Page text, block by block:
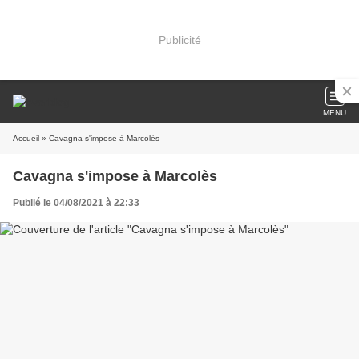
Publicité
MENU
Accueil » Cavagna s'impose à Marcolès
Cavagna s'impose à Marcolès
Publié le 04/08/2021 à 22:33